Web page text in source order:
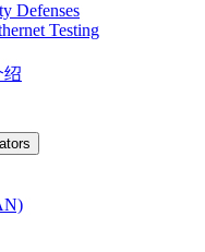
Defenses
Testing
绍